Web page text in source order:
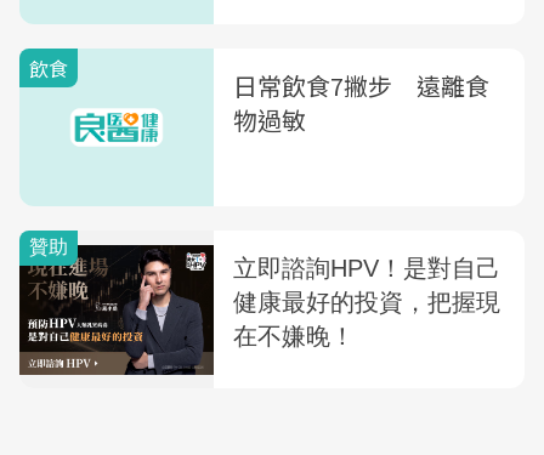
飲食
日常飲食7撇步 遠離食
物過敏